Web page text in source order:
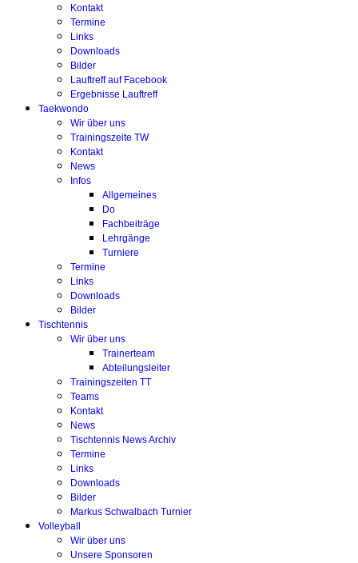
Kontakt
Termine
Links
Downloads
Bilder
Lauftreff auf Facebook
Ergebnisse Lauftreff
Taekwondo
Wir über uns
Trainingszeite TW
Kontakt
News
Infos
Allgemeines
Do
Fachbeiträge
Lehrgänge
Turniere
Termine
Links
Downloads
Bilder
Tischtennis
Wir über uns
Trainerteam
Abteilungsleiter
Trainingszeiten TT
Teams
Kontakt
News
Tischtennis News Archiv
Termine
Links
Downloads
Bilder
Markus Schwalbach Turnier
Volleyball
Wir über uns
Unsere Sponsoren